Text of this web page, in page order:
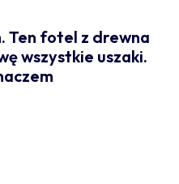
Ten fotel z drewna
wszystkie uszaki.